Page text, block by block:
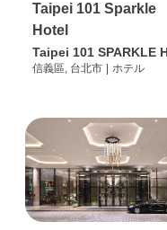
Taipei 101 Sparkle
Hotel
Taipei 101 SPARKLE
信義區, 台北市 ホテル